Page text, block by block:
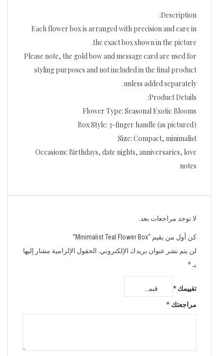
Description:
Each flower box is arranged with precision and care in
the exact box shown in the picture.
Please note, the gold bow and message card are used for
styling purposes and not included in the final product
unless added separately.
Product Details:
Flower Type: Seasonal Exotic Blooms
Box Style: 3-finger handle (as pictured)
Size: Compact, minimalist
Occasions: Birthdays, date nights, anniversaries, love
notes
لا توجد مراجعات بعد.
كن أول من يقيم “Minimalist Teal Flower Box”
لن يتم نشر عنوان بريدك الإلكتروني. الحقول الإلزامية مشار إليها
بـ*
تقييمك*
مراجعتك *